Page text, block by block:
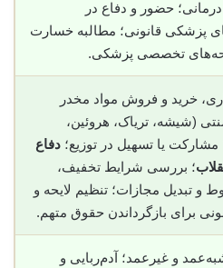
حضور و دفاع در
پزشکی قانونی؛ مطالبه خسارت
تخصصی پزشکی.
خرید و فروش مواد مخدر
(شیشه، تریاک، هروئین،
مشارکت یا تسهیل در توزیع؛ دفاع
؛ بررسی شرایط تخفیف،
و تبدیل مجازات؛ تنظیم لایحه و
برای بازگرداندن حقوق متهم.
و غیرعمد؛ آدم‌ربایی و